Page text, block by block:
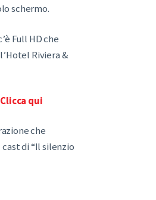
schermo.
Full HD che
Riviera &
Clicca qui
che
di “Il silenzio